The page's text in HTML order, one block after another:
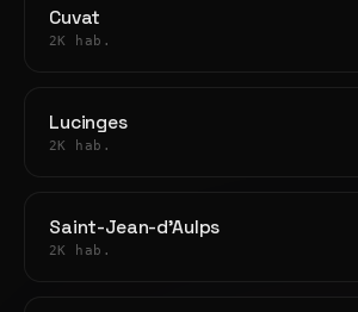
Cuvat
2K hab.
Lucinges
2K hab.
Saint-Jean-d'Aulps
2K hab.